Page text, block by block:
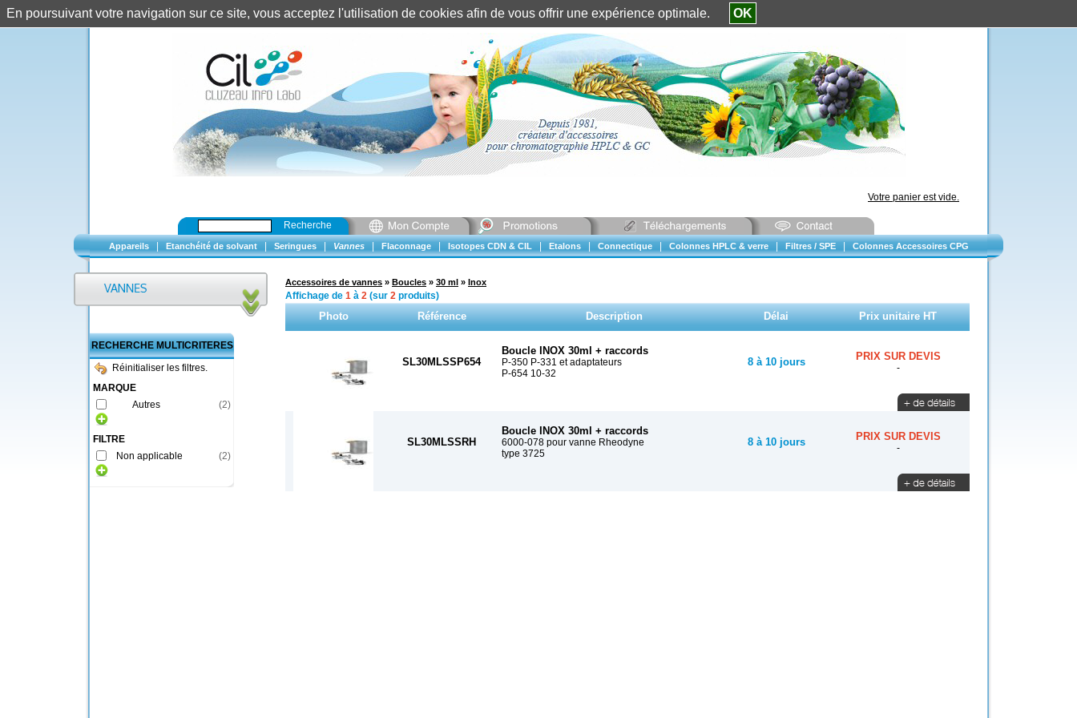
Identification client ||Mon compte
Votre panier est vide.
Recherche
Appareils Etanchéité de solvant Seringues Vannes Flaconnage Isotopes CDN & CIL Etalons Connectique Colonnes HPLC & verre Filtres / SPE Colonnes Accessoires CPG
RECHERCHE MULTICRITERES
Réinitialiser les filtres.
MARQUE
Autres
(2)
FILTRE
Non applicable
(2)
Accessoires de vannes » Boucles » 30 ml » Inox
Affichage de 1 à 2 (sur 2 produits)
Photo Référence Description Délai Prix unitaire HT
SL30MLSSP654
Boucle INOX 30ml + raccords
P-350 P-331 et adaptateurs
P-654 10-32
8 à 10 jours PRIX SUR DEVIS
-
SL30MLSSRH
Boucle INOX 30ml + raccords
6000-078 pour vanne Rheodyne
type 3725
8 à 10 jours PRIX SUR DEVIS
-
En poursuivant votre navigation sur ce site, vous acceptez l'utilisation de cookies afin de vous offrir une expérience optimale. OK